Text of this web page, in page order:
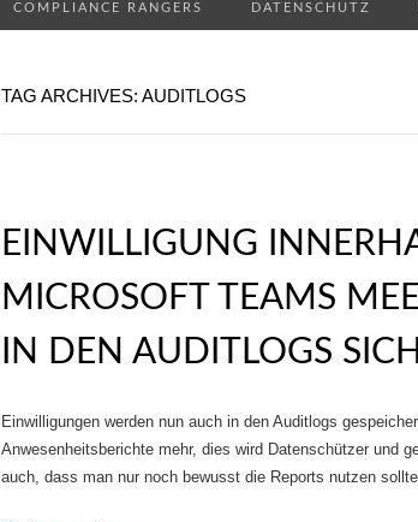
COMPLIANCE RANGERS DATENSCHUTZ
TAG ARCHIVES: AUDITLOGS
EINWILLIGUNG
MICROSOFT TEAMS
IN DEN AUDITLOGS
Einwilligungen werden nun auch in den Auditlogs
Anwesenheitsberichte mehr, dies wird Datenschützer und
auch, dass man nur noch bewusst die Reports nutzen